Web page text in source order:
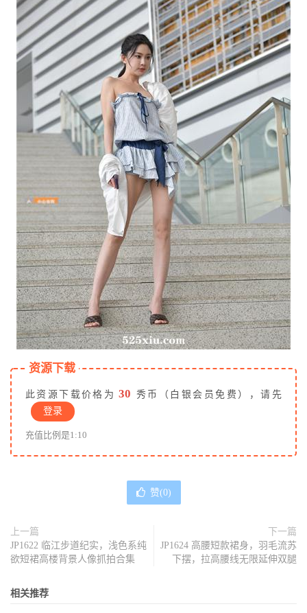
资源下载
此资源下载价格为 30 秀币（白银会员免费），请先
登录
充值比例是1:10
赞(0)
上一篇
JP1622 临江步道纪实，浅色系纯
欲短裙高楼背景人像抓拍合集
下一篇
JP1624 高腰短款裙身，羽毛流苏
下摆，拉高腰线无限延伸双腿
相关推荐